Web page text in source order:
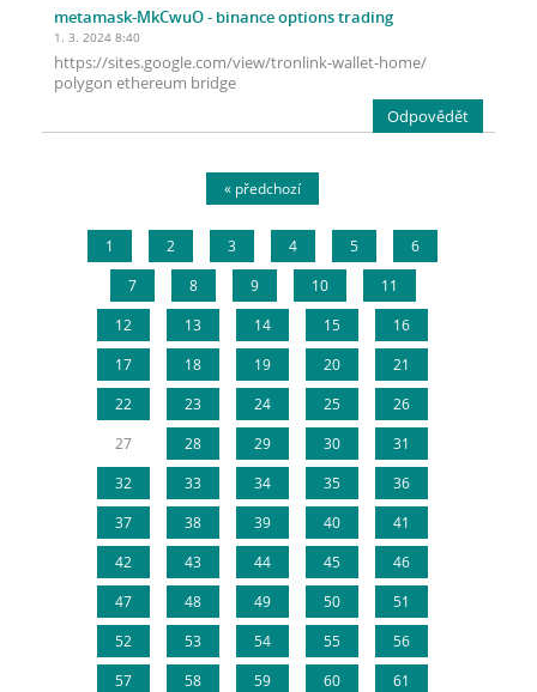
metamask-MkCwuO- binance options trading
1. 3. 2024 8:40
https://sites.google.com/view/tronlink-wallet-home/
polygon ethereum bridge
Odpovědět
« předchozí
1 2 3 4 5
6
7
8 9 10
11
12
13 14 15
16
17
18 19 20
21
22
23 24 25
26
27
28 29 30
31
32
33 34 35
36
37
38 39 40
41
42
43 44 45
46
47
48 49 50
51
52
53 54 55
56
57
58 59 60
61